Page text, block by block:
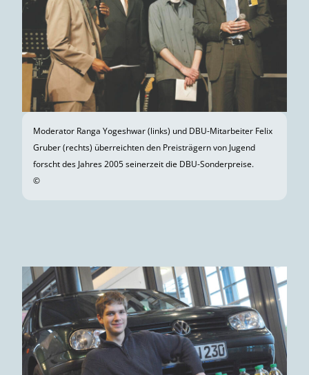
Moderator Ranga Yogeshwar (links) und DBU-Mitarbeiter Felix
Gruber (rechts) überreichten den Preisträgern von Jugend
forscht des Jahres 2005 seinerzeit die DBU-Sonderpreise.
©